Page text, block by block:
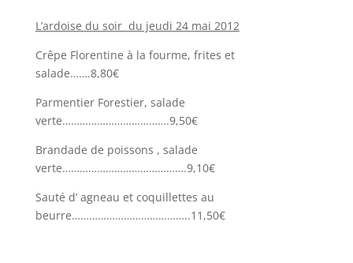
L’ardoise du soir du jeudi 24 mai 2012
Crêpe Florentine à la fourme, frites et
salade…….8,80€
Parmentier Forestier, salade
verte……………………………….9,50€
Brandade de poissons , salade
verte…………………………………….9,10€
Sauté d’ agneau et coquillettes au
beurre…………………………………..11,50€